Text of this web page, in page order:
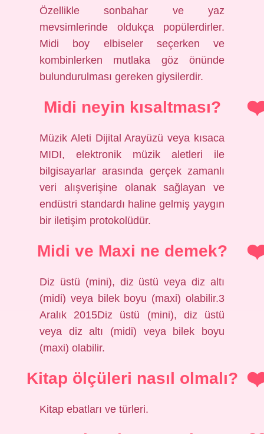
Özellikle sonbahar ve yaz
mevsimlerinde oldukça popülerdirler.
Midi boy elbiseler seçerken ve
kombinlerken mutlaka göz önünde
bulundurulması gereken giysilerdir.
Midi neyin kısaltması?
Müzik Aleti Dijital Arayüzü veya kısaca
MIDI, elektronik müzik aletleri ile
bilgisayarlar arasında gerçek zamanlı
veri alışverişine olanak sağlayan ve
endüstri standardı haline gelmiş yaygın
bir iletişim protokolüdür.
Midi ve Maxi ne demek?
Diz üstü (mini), diz üstü veya diz altı
(midi) veya bilek boyu (maxi) olabilir.3
Aralık 2015Diz üstü (mini), diz üstü
veya diz altı (midi) veya bilek boyu
(maxi) olabilir.
Kitap ölçüleri nasıl olmalı?
Kitap ebatları ve türleri.